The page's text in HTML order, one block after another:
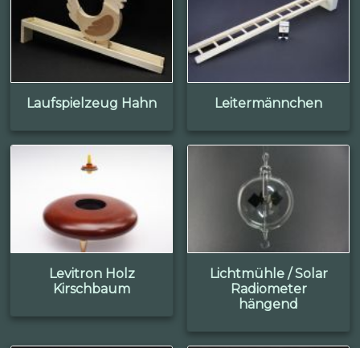
Laufspielzeug Hahn Leitermännchen
Levitron Holz
Kirschbaum
Lichtmühle / Solar
Radiometer
hängend